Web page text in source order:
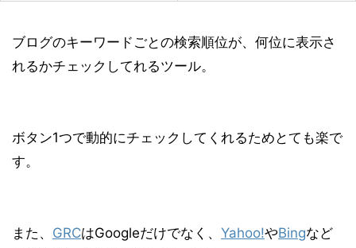
ブログのキーワードごとの検索順位が、何位に表示さ
れるかチェックしてれるツール。
ボタン1つで動的にチェックしてくれるためとても楽で
す。
また、 GRCはGoogleだけでなく、 Yahoo!やBingなど